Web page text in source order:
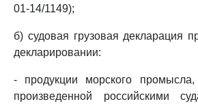
01-14/1149);
б) судовая грузовая декларация
декларировании:
- продукции морского
произведенной российскими